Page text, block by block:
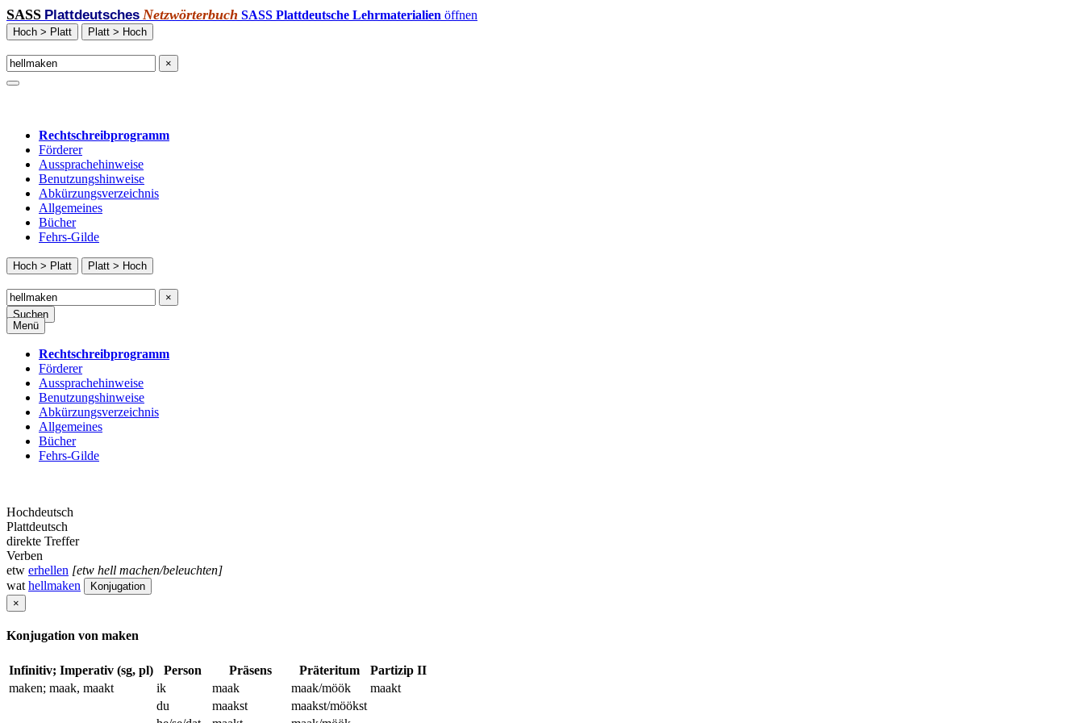
SASS Plattdeutsches Netzwörterbuch SASS Plattdeutsche Lehrmaterialien öffnen
Hoch > Platt Platt > Hoch
×
Rechtschreibprogramm
Förderer
Aussprachehinweise
Benutzungshinweise
Abkürzungsverzeichnis
Allgemeines
Bücher
Fehrs-Gilde
Hoch > Platt Platt > Hoch
×
Suchen
Menü
Rechtschreibprogramm
Förderer
Aussprachehinweise
Benutzungshinweise
Abkürzungsverzeichnis
Allgemeines
Bücher
Fehrs-Gilde
Hochdeutsch
Plattdeutsch
direkte Treffer
Verben
etw erhellen [etw hell machen/beleuchten]
wat hellmaken
Konjugation
×
Konjugation von maken
Infinitiv; Imperativ (sg, pl) Person Präsens Präteritum
Partizip II
maken; maak, maakt
ik maak maak/möök
maakt
du
maakst
maakst/möökst